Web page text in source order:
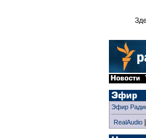
Эфир
RealAudio|